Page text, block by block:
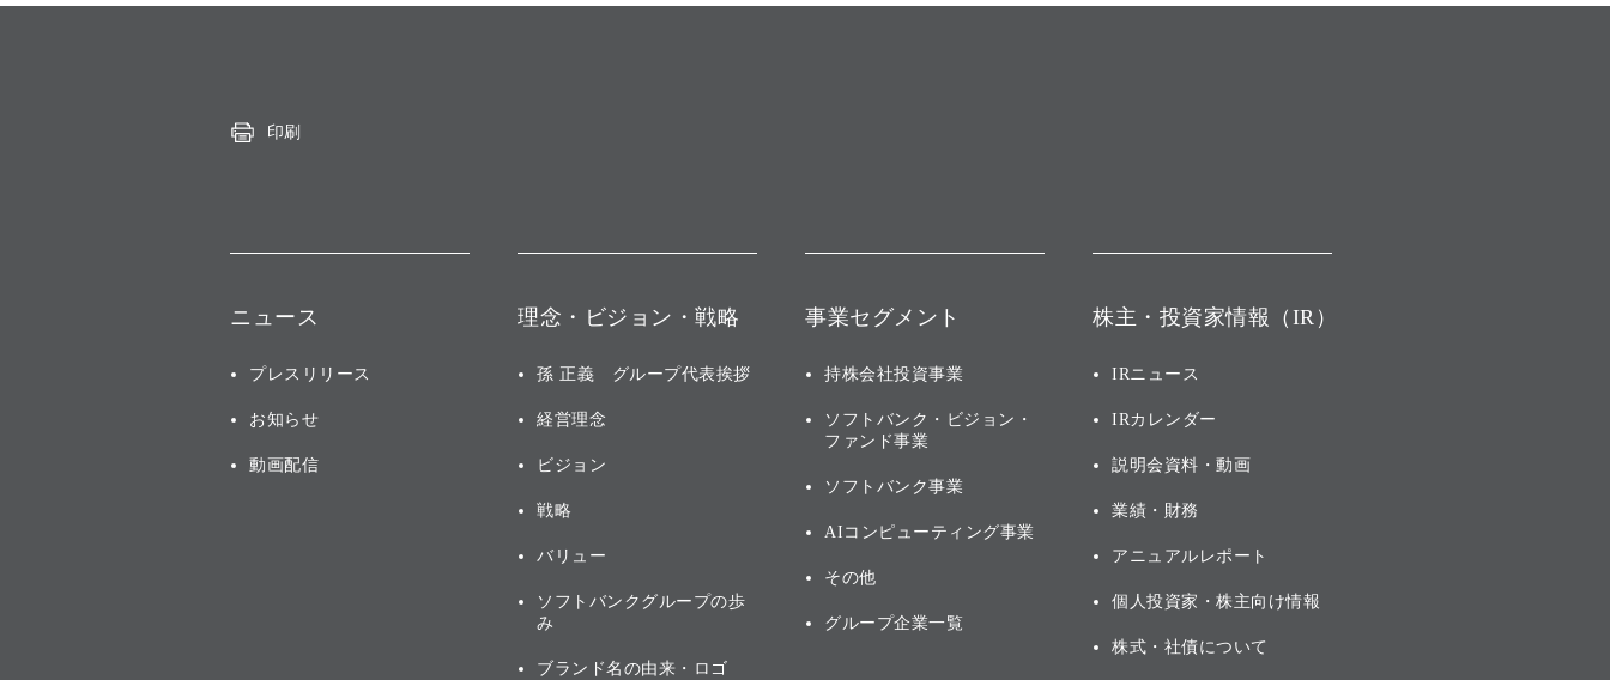
印刷
ニュース
プレスリリース
お知らせ
動画配信
理念・ビジョン・戦略
孫 正義 グループ代表挨拶
経営理念
ビジョン
戦略
バリュー
ソフトバンクグループの歩
み
ブランド名の由来・ロゴ
事業セグメント
持株会社投資事業
ソフトバンク・ビジョン・
ファンド事業
ソフトバンク事業
AIコンピューティング事業
その他
グループ企業一覧
株主・投資家情報（IR）
IRニュース
IRカレンダー
説明会資料・動画
業績・財務
アニュアルレポート
個人投資家・株主向け情報
株式・社債について